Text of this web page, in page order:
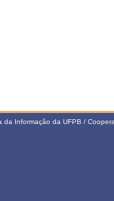
da Informação da UFPB /